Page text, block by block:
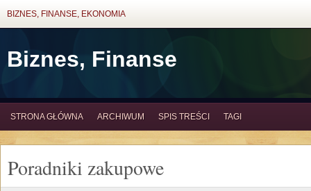
BIZNES, FINANSE, EKONOMIA
Biznes, Finanse
STRONA GŁÓWNA ARCHIWUM SPIS TREŚCI TAGI
Poradniki zakupowe